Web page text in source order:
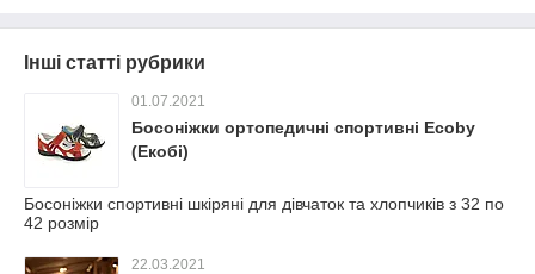
Інші статті рубрики
01.07.2021
Босоніжки ортопедичні спортивні Ecoby
(Екобі)
Босоніжки спортивні шкіряні для дівчаток та хлопчиків з 32 по
42 розмір
22.03.2021